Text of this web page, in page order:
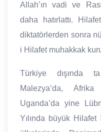
Allah’ın vadi ve
daha hatırlattı.
diktatörlerden sonra
i Hilafet muhakkak
Türkiye dışında
Malezya’da,
Uganda’da yine
Yılında büyük Hilafet